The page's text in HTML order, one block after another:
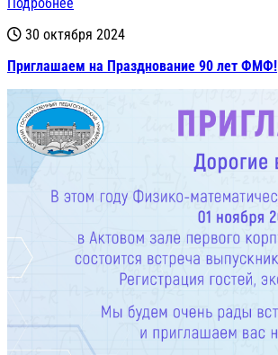
30 октября 2024
Приглашаем на Празднование 90 лет ФМФ!